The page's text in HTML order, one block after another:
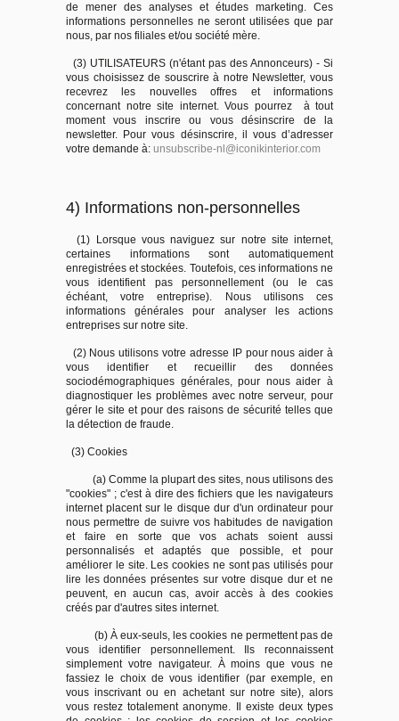
de mener des analyses et études marketing. Ces
informations personnelles ne seront utilisées que par
nous, par nos filiales et/ou société mère.
(3) UTILISATEURS (n'étant pas des Annonceurs) - Si
vous choisissez de souscrire à notre Newsletter, vous
recevrez les nouvelles offres et informations
concernant notre site internet. Vous pourrez à tout
moment vous inscrire ou vous désinscrire de la
newsletter. Pour vous désinscrire, il vous d’adresser
votre demande à: unsubscribe-nl@iconikinterior.com
4) Informations non-personnelles
(1) Lorsque vous naviguez sur notre site internet,
certaines informations sont automatiquement
enregistrées et stockées. Toutefois, ces informations ne
vous identifient pas personnellement (ou le cas
échéant, votre entreprise). Nous utilisons ces
informations générales pour analyser les actions
entreprises sur notre site.
(2) Nous utilisons votre adresse IP pour nous aider à
vous identifier et recueillir des données
sociodémographiques générales, pour nous aider à
diagnostiquer les problèmes avec notre serveur, pour
gérer le site et pour des raisons de sécurité telles que
la détection de fraude.
(3) Cookies
(a) Comme la plupart des sites, nous utilisons des
"cookies" ; c'est à dire des fichiers que les navigateurs
internet placent sur le disque dur d'un ordinateur pour
nous permettre de suivre vos habitudes de navigation
et faire en sorte que vos achats soient aussi
personnalisés et adaptés que possible, et pour
améliorer le site. Les cookies ne sont pas utilisés pour
lire les données présentes sur votre disque dur et ne
peuvent, en aucun cas, avoir accès à des cookies
créés par d'autres sites internet.
(b) À eux-seuls, les cookies ne permettent pas de
vous identifier personnellement. Ils reconnaissent
simplement votre navigateur. À moins que vous ne
fassiez le choix de vous identifier (par exemple, en
vous inscrivant ou en achetant sur notre site), alors
vous restez totalement anonyme. Il existe deux types